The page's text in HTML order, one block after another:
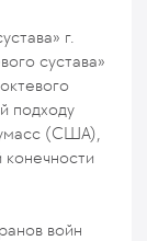
г.
сустава»
подходу
(США),
войн